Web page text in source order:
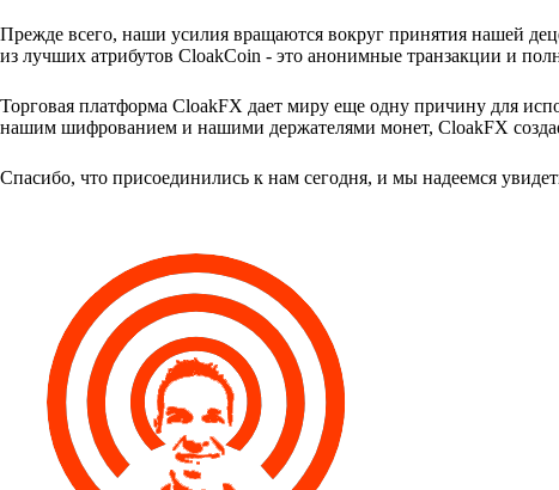
Прежде всего, наши усилия вращаются вокруг принятия нашей
из лучших атрибутов CloakCoin - это анонимные транзакции и
Торговая платформа CloakFX дает миру еще одну причину для
нашим шифрованием и нашими держателями монет, CloakFX
Спасибо, что присоединились к нам сегодня, и мы надеемся